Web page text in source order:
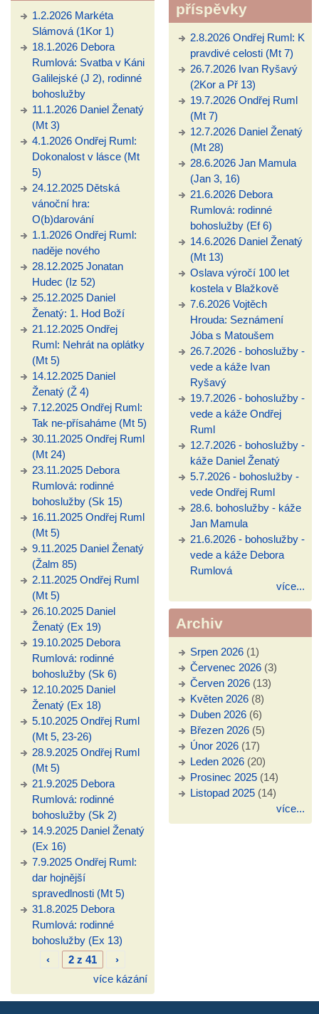
1.2.2026 Markéta
Slámová (1Kor 1)
18.1.2026 Debora
Rumlová: Svatba v Káni
Galilejské (J 2), rodinné
bohoslužby
11.1.2026 Daniel Ženatý
(Mt 3)
4.1.2026 Ondřej Ruml:
Dokonalost v lásce (Mt
5)
24.12.2025 Dětská
vánoční hra:
O(b)darování
1.1.2026 Ondřej Ruml:
naděje nového
28.12.2025 Jonatan
Hudec (Iz 52)
25.12.2025 Daniel
Ženatý: 1. Hod Boží
21.12.2025 Ondřej
Ruml: Nehrát na oplátky
(Mt 5)
14.12.2025 Daniel
Ženatý (Ž 4)
7.12.2025 Ondřej Ruml:
Tak ne-přísaháme (Mt 5)
30.11.2025 Ondřej Ruml
(Mt 24)
23.11.2025 Debora
Rumlová: rodinné
bohoslužby (Sk 15)
16.11.2025 Ondřej Ruml
(Mt 5)
9.11.2025 Daniel Ženatý
(Žalm 85)
2.11.2025 Ondřej Ruml
(Mt 5)
26.10.2025 Daniel
Ženatý (Ex 19)
19.10.2025 Debora
Rumlová: rodinné
bohoslužby (Sk 6)
12.10.2025 Daniel
Ženatý (Ex 18)
5.10.2025 Ondřej Ruml
(Mt 5, 23-26)
28.9.2025 Ondřej Ruml
(Mt 5)
21.9.2025 Debora
Rumlová: rodinné
bohoslužby (Sk 2)
14.9.2025 Daniel Ženatý
(Ex 16)
7.9.2025 Ondřej Ruml:
dar hojnější
spravedlnosti (Mt 5)
31.8.2025 Debora
Rumlová: rodinné
bohoslužby (Ex 13)
‹
2 z 41
›
více kázání
příspěvky
2.8.2026 Ondřej Ruml: K
pravdivé celosti (Mt 7)
26.7.2026 Ivan Ryšavý
(2Kor a Př 13)
19.7.2026 Ondřej Ruml
(Mt 7)
12.7.2026 Daniel Ženatý
(Mt 28)
28.6.2026 Jan Mamula
(Jan 3, 16)
21.6.2026 Debora
Rumlová: rodinné
bohoslužby (Ef 6)
14.6.2026 Daniel Ženatý
(Mt 13)
Oslava výročí 100 let
kostela v Blažkově
7.6.2026 Vojtěch
Hrouda: Seznámení
Jóba s Matoušem
26.7.2026 - bohoslužby -
vede a káže Ivan
Ryšavý
19.7.2026 - bohoslužby -
vede a káže Ondřej
Ruml
12.7.2026 - bohoslužby -
káže Daniel Ženatý
5.7.2026 - bohoslužby -
vede Ondřej Ruml
28.6. bohoslužby - káže
Jan Mamula
21.6.2026 - bohoslužby -
vede a káže Debora
Rumlová
více...
Archiv
Srpen 2026(1)
Červenec 2026(3)
Červen 2026(13)
Květen 2026(8)
Duben 2026(6)
Březen 2026(5)
Únor 2026(17)
Leden 2026(20)
Prosinec 2025(14)
Listopad 2025(14)
více...